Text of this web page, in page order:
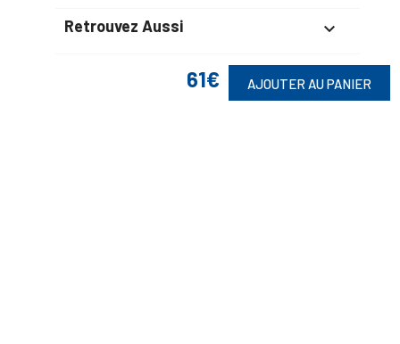
61€ AJOUTER AU PANIER
Retrouvez Aussi 